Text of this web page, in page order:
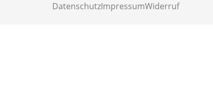
DatenschutzImpressumWiderruf